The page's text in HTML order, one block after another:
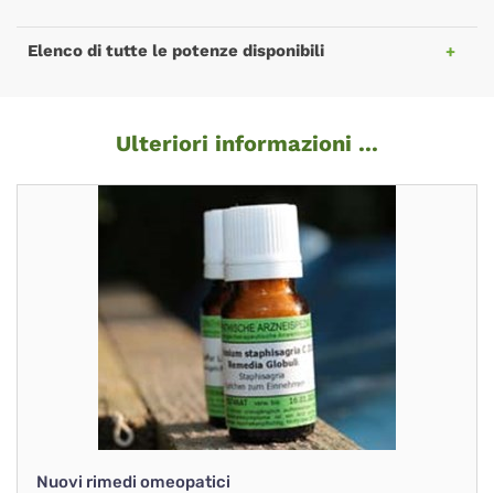
Elenco di tutte le potenze disponibili
Ulteriori informazioni ...
Nuovi rimedi omeopatici